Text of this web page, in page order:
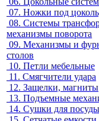
07. Ножки под
08. Системы
механизмы поворота
09. Механизмы и
столов
10. Петли мебельные
11. Смягчители удара
12. Защелки, магниты
13. Подъемные
14. Сушки для посуды